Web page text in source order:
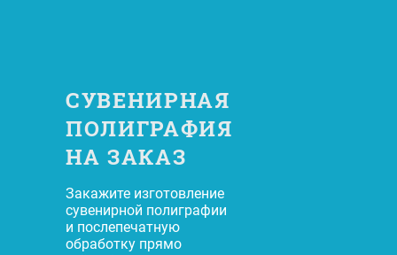
СУВЕНИРНАЯ
ПОЛИГРАФИЯ
НА ЗАКАЗ
Закажите изготовление
сувенирной полиграфии
и послепечатную
обработку прямо